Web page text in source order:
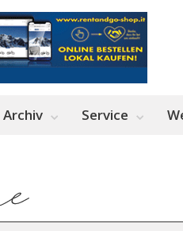
Archiv Service